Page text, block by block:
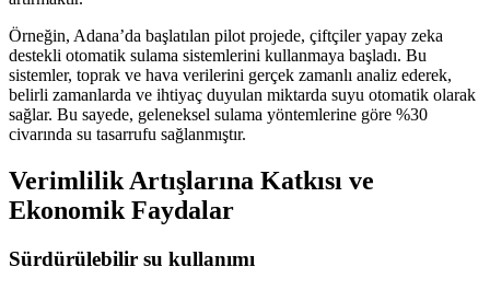
Örneğin, Adana’da başlatılan pilot projede, çiftçiler yapay zeka
destekli otomatik sulama sistemlerini kullanmaya başladı. Bu
sistemler, toprak ve hava verilerini gerçek zamanlı analiz ederek,
belirli zamanlarda ve ihtiyaç duyulan miktarda suyu otomatik olarak
sağlar. Bu sayede, geleneksel sulama yöntemlerine göre %30
civarında su tasarrufu sağlanmıştır.
Verimlilik Artışlarına Katkısı ve
Ekonomik Faydalar
Sürdürülebilir su kullanımı